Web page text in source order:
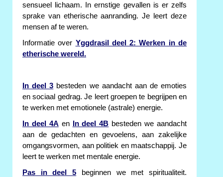
sensueel lichaam. In ernstige gevallen is er zelfs
sprake van etherische aanranding. Je leert deze
mensen af te weren.
Informatie over Yggdrasil deel 2: Werken in de
etherische wereld.
In deel 3 besteden we aandacht aan de emoties
en sociaal gedrag. Je leert groepen te begrijpen en
te werken met emotionele (astrale) energie.
In deel 4A en In deel 4B besteden we aandacht
aan de gedachten en gevoelens, aan zakelijke
omgangsvormen, aan politiek en maatschappij. Je
leert te werken met mentale energie.
Pas in deel 5 beginnen we met spiritualiteit.